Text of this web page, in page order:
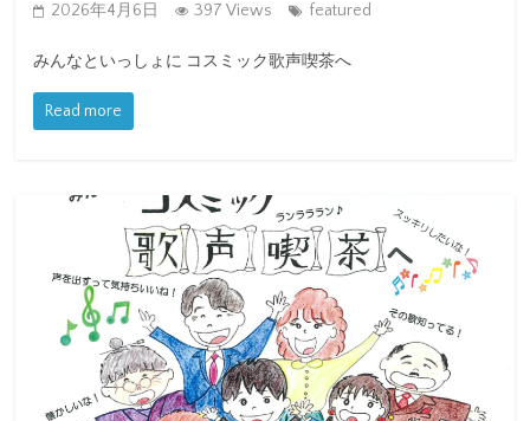
2026年4月6日 397 Views featured
みんなといっしょに コスミック歌声喫茶へ
Read more